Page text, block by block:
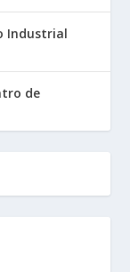
Industrial
de